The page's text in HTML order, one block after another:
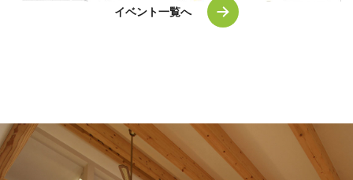
イベント一覧へ